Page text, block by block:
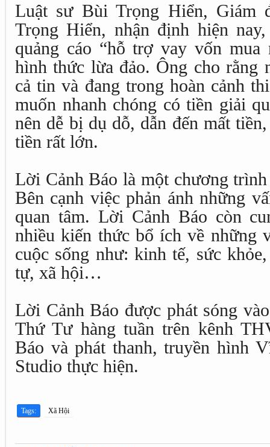
Luật sư Bùi Trọng Hiển, Giám
Trọng Hiển, nhận định hiện
quảng cáo “hỗ trợ vay vốn mua
hình thức lừa đảo. Ông cho rằng
cả tin và đang trong hoàn cảnh
muốn nhanh chóng có tiền giải
nên dễ bị dụ dỗ, dẫn đến mất
tiền rất lớn.
Lời Cảnh Báo là một chương
Bên cạnh việc phản ánh những
quan tâm. Lời Cảnh Báo còn
nhiều kiến thức bổ ích về những
cuộc sống như: kinh tế, sức
tự, xã hội…
Lời Cảnh Báo được phát sóng
Thứ Tư hàng tuần trên kênh
Báo và phát thanh, truyền hình
Studio thực hiện.
Tags: Xã Hội